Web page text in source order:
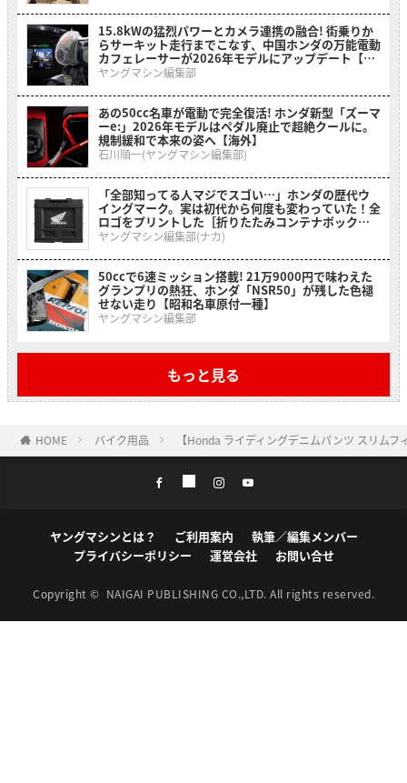
15.8kWの猛烈パワーとカメラ連携の融合! 街乗りか
らサーキット走行までこなす、中国ホンダの万能電動
カフェレーサーが2026年モデルにアップデート【海
外】
ヤングマシン編集部
あの50cc名車が電動で完全復活! ホンダ新型「ズーマ
ーe:」2026年モデルはペダル廃止で超絶クールに。
規制緩和で本来の姿へ【海外】
石川順一(ヤングマシン編集部)
「全部知ってる人マジでスゴい…」ホンダの歴代ウ
イングマーク。実は初代から何度も変わっていた！全
ロゴをプリントした［折りたたみコンテナボックス
ホンダウィングヒストリー］
ヤングマシン編集部(ナカ)
50ccで6速ミッション搭載! 21万9000円で味わえた
グランプリの熱狂、ホンダ「NSR50」が残した色褪
せない走り【昭和名車原付一種】
ヤングマシン編集部
もっと見る
HOME バイク用品 【Honda ライディングデニムパンツ スリム
ヤングマシンとは？ ご利用案内
執筆／編集メンバー
プライバシーポリシー
運営会社 お問い合せ
Copyright © NAIGAI PUBLISHING CO.,LTD. All rights reserved.